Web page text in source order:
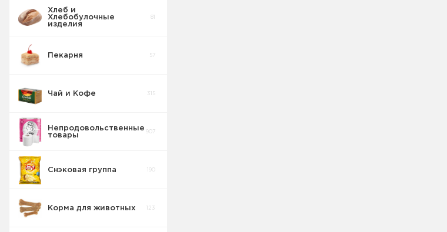
Хлеб и
Хлебобулочные
изделия
81
Пекарня 57
Чай и Кофе 315
Непродовольственные
товары
907
Снэковая группа 190
Корма для животных 123